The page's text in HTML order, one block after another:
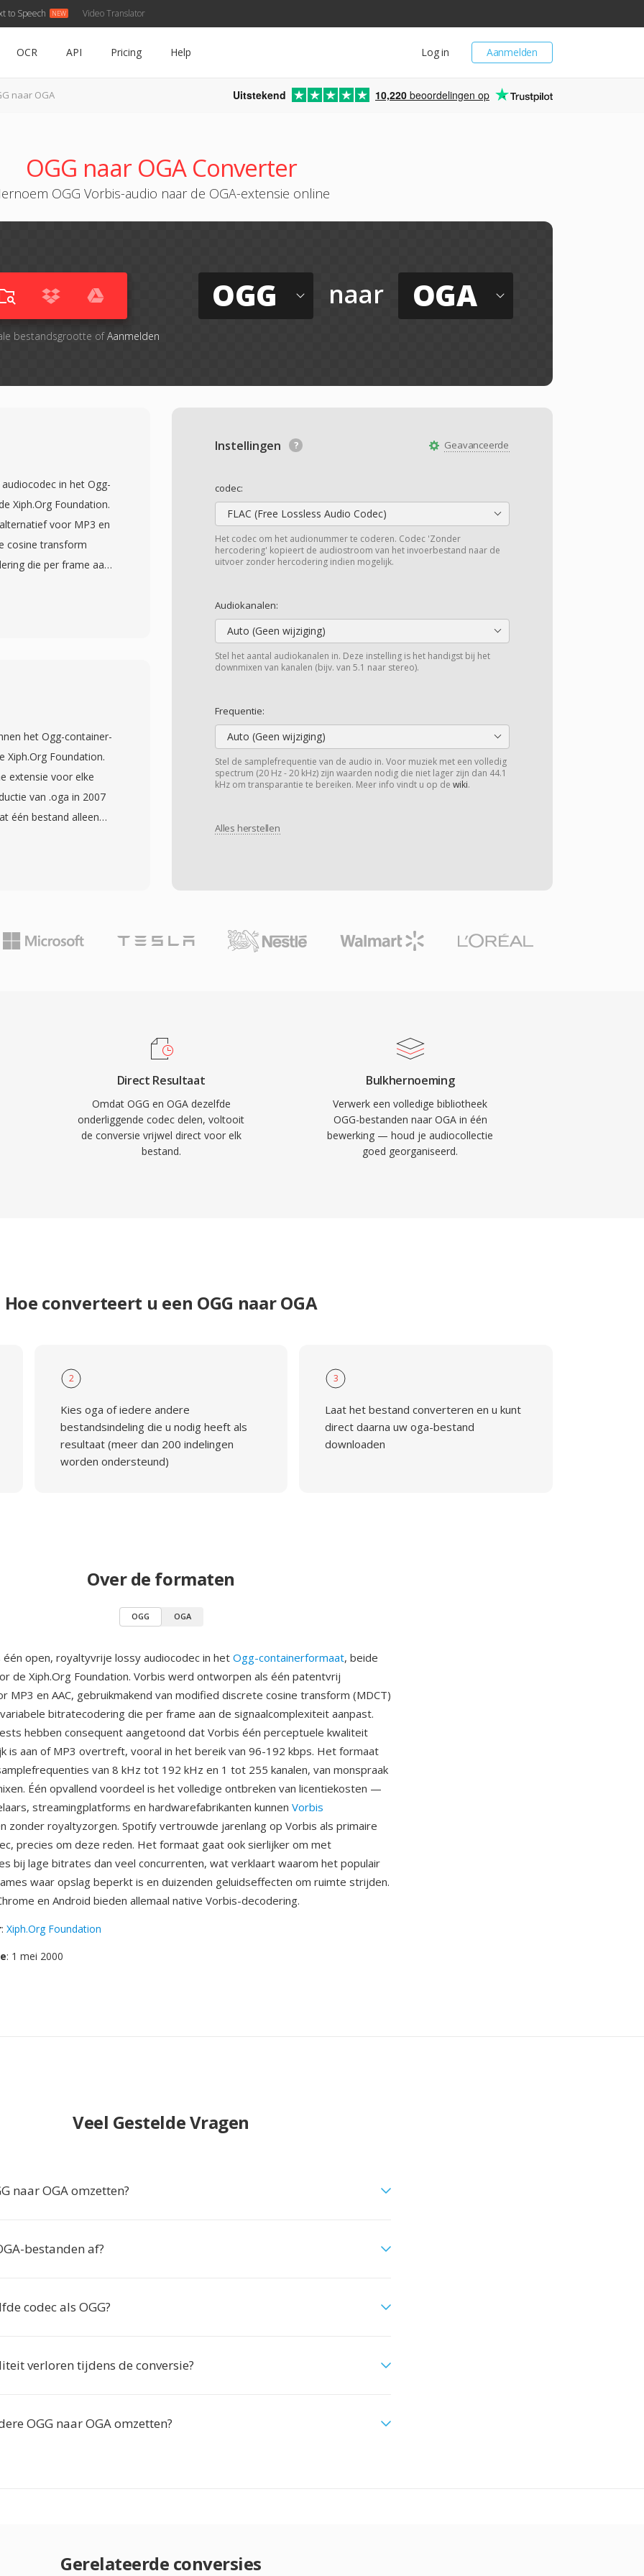
to Speech Video Translator
Aanmelden
Log in
OCR API Pricing Help
naar OGA Uitstekend 10,220 beoordelingen op
OGG naar OGA Converter
OGG Vorbis-audio naar de OGA-extensie online
bestandsgrootte ofAanmelden
OGG naar OGA
Geavanceerde
Instellingen
codec:
FLAC (Free Lossless Audio Codec)
Het codec om het audionummer te coderen. Codec 'Zonder
hercodering' kopieert de audiostroom van het invoerbestand naar de
uitvoer zonder hercodering indien mogelijk.
Audiokanalen:
Auto (Geen wijziging)
Stel het aantal audiokanalen in. Deze instelling is het handigst bij het
downmixen van kanalen (bijv. van 5.1 naar stereo).
Frequentie:
Auto (Geen wijziging)
Stel de samplefrequentie van de audio in. Voor muziek met een volledig
spectrum (20 Hz - 20 kHz) zijn waarden nodig die niet lager zijn dan 44.1
kHz om transparantie te bereiken. Meer info vindt u op de wiki.
Alles herstellen
in het Ogg-
Xiph.Org Foundation.
voor MP3 en
cosine transform
die per frame aan
hebben
en
op Vorbis als primaire
formaat gaat ook
dan veel
blijft in
geluidseffecten
Android bieden
het Ogg-container-
Foundation.
extensie voor elke
van .oga in 2007
één bestand alleen
OGA-bestanden
tegenkomen,
zonder te hoeven
treffen. Het
voor het taggen
gestandaardiseerde
gebaseerde
webaudiodistributie en
Direct Resultaat
Omdat OGG en OGA dezelfde
onderliggende codec delen, voltooit
de conversie vrijwel direct voor elk
bestand.
Bulkhernoeming
Verwerk een volledige bibliotheek
OGG-bestanden naar OGA in één
bewerking — houd je audiocollectie
goed georganiseerd.
Hoe converteert u een OGG naar OGA
2
Kies oga of iedere andere
bestandsindeling die u nodig heeft als
resultaat (meer dan 200 indelingen
worden ondersteund)
3
Laat het bestand converteren en u kunt
direct daarna uw oga-bestand
downloaden
Over de formaten
OGG OGA
één open, royaltyvrije lossy audiocodec in het Ogg-containerformaat, beide
de Xiph.Org Foundation. Vorbis werd ontworpen als één patentvrij
MP3 en AAC, gebruikmakend van modified discrete cosine transform (MDCT)
bitratecodering die per frame aan de signaalcomplexiteit aanpast.
hebben consequent aangetoond dat Vorbis één perceptuele kwaliteit
is aan of MP3 overtreft, vooral in het bereik van 96-192 kbps. Het formaat
van 8 kHz tot 192 kHz en 1 tot 255 kanalen, van monspraak
Één opvallend voordeel is het volledige ontbreken van licentiekosten —
streamingplatforms en hardwarefabrikanten kunnen Vorbis
zonder royaltyzorgen. Spotify vertrouwde jarenlang op Vorbis als primaire
precies om deze reden. Het formaat gaat ook sierlijker om met
bij lage bitrates dan veel concurrenten, wat verklaart waarom het populair
waar opslag beperkt is en duizenden geluidseffecten om ruimte strijden.
en Android bieden allemaal native Vorbis-decodering.
: Xiph.Org Foundation
: 1 mei 2000
Veel Gestelde Vragen
naar OGA omzetten?
bestanden af?
codec als OGG?
verloren tijdens de conversie?
OGG naar OGA omzetten?
Gerelateerde conversies